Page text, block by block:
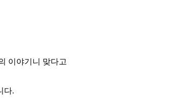
이야기니 맞다고
다.